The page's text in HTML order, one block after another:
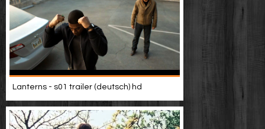
Lanterns - s01 trailer (deutsch) hd